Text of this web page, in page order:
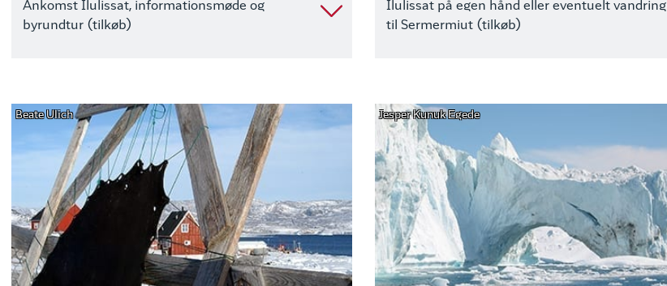
Ankomst Ilulissat, informationsmøde og
byrundtur (tilkøb)
Ilulissat på egen hånd eller eventuelt vandring
til Sermermiut (tilkøb)
Beate Ulich Jesper Kunuk Egede